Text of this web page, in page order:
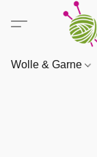
Wolle & Garne